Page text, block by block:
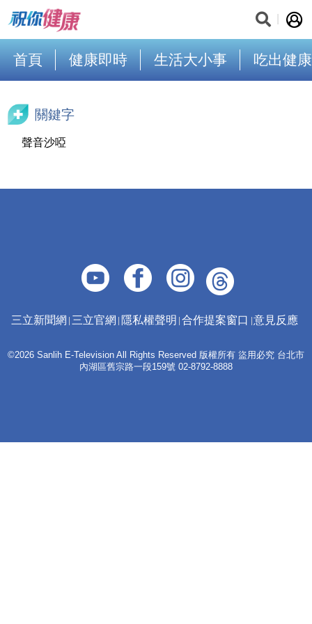
首頁 健康即時 生活大小事 吃出健康
關鍵字
聲音沙啞
三立新聞網 三立官網 隱私權聲明 合作提案窗口 意見反應
©2026 Sanlih E-Television All Rights Reserved 版權所有 盜用必究 台北市
內湖區舊宗路一段159號 02-8792-8888